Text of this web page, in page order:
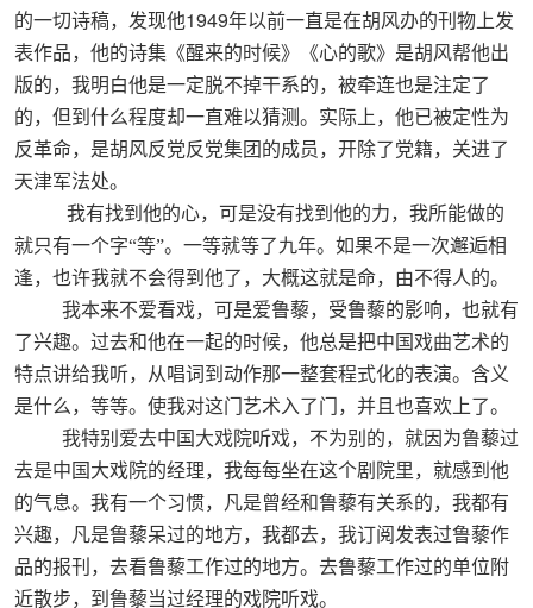
的一切诗稿，发现他1949年以前一直是在胡风办的刊物上发
表作品，他的诗集《醒来的时候》《心的歌》是胡风帮他出
版的，我明白他是一定脱不掉干系的，被牵连也是注定了
的，但到什么程度却一直难以猜测。实际上，他已被定性为
反革命，是胡风反党反党集团的成员，开除了党籍，关进了
天津军法处。
我有找到他的心，可是没有找到他的力，我所能做的
就只有一个字“等”。一等就等了九年。如果不是一次邂逅相
逢，也许我就不会得到他了，大概这就是命，由不得人的。
我本来不爱看戏，可是爱鲁藜，受鲁藜的影响，也就有
了兴趣。过去和他在一起的时候，他总是把中国戏曲艺术的
特点讲给我听，从唱词到动作那一整套程式化的表演。含义
是什么，等等。使我对这门艺术入了门，并且也喜欢上了。
我特别爱去中国大戏院听戏，不为别的，就因为鲁藜过
去是中国大戏院的经理，我每每坐在这个剧院里，就感到他
的气息。我有一个习惯，凡是曾经和鲁藜有关系的，我都有
兴趣，凡是鲁藜呆过的地方，我都去，我订阅发表过鲁藜作
品的报刊，去看鲁藜工作过的地方。去鲁藜工作过的单位附
近散步，到鲁藜当过经理的戏院听戏。